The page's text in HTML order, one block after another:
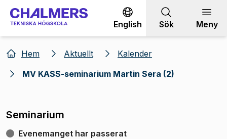
Gå till innehållet
English Sök Meny
Hem Aktuellt
Kalender
MV KASS-seminarium Martin Sera (2)
Seminarium
Evenemanget har passerat